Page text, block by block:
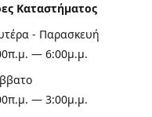
Καταστήματος
- Παρασκευή
— 6:00μ.μ.
— 3:00μ.μ.